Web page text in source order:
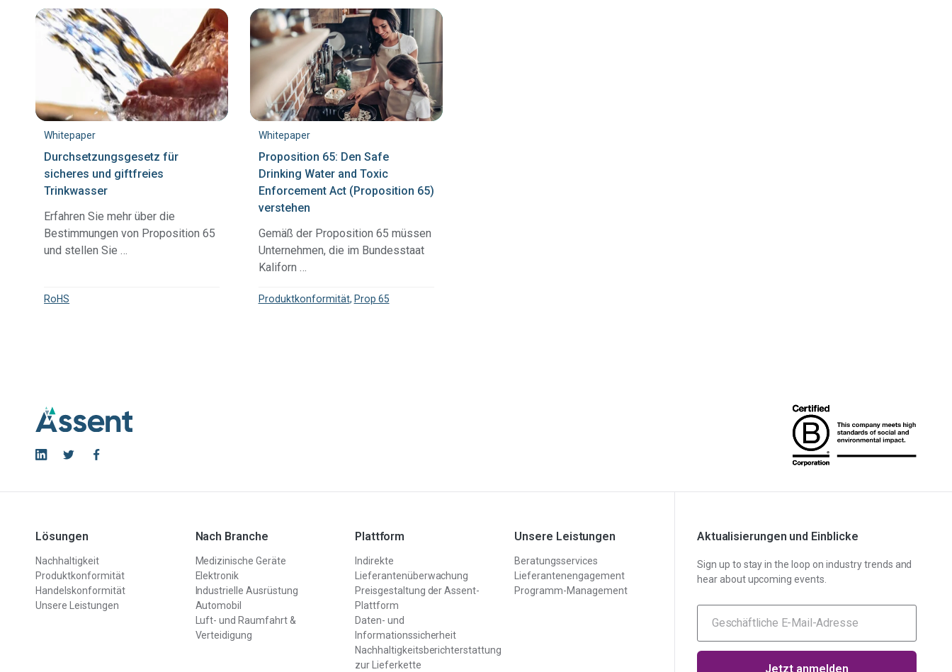
Vollständige
Materialangaben
Erfahren Sie, wie wir FMDs verwenden, um
das gesamte komplexe Produktionsgenom
detailliert zu kartieren.
Die EU-
Verordnung
Medizinprodukte
Informieren Sie sich über die EU-MDR-
Lösung und erfahren Sie, wie sie Ihnen hilft,
SCIP
Erfüllen Sie Ihre Meldepflichten mit detaillierten Einblicke
in Ihre Lieferkette.
Whitepaper
Durchsetzungsgesetz für
sicheres und giftfreies
Trinkwasser
Erfahren Sie mehr über die
Bestimmungen von Proposition 65
und stellen Sie …
RoHS
Whitepaper
Proposition 65: Den Safe
Drinking Water and Toxic
Enforcement Act (Proposition 65)
verstehen
Gemäß der Proposition 65 müssen
Unternehmen, die im Bundesstaat
Kaliforn …
Produktkonformität, Prop 65
Lösungen
Nachhaltigkeit
Produktkonformität
Handelskonformität
Unsere Leistungen
Nach Branche
Medizinische Geräte
Elektronik
Industrielle Ausrüstung
Automobil
Luft- und Raumfahrt &
Verteidigung
Plattform
Indirekte
Lieferantenüberwachung
Preisgestaltung der Assent-
Plattform
Daten- und
Informationssicherheit
Nachhaltigkeitsberichterstattung
zur Lieferkette
Unsere Leistungen
Beratungsservices
Lieferantenengagement
Programm-Management
Aktualisierungen und Einblicke
Sign up to stay in the loop on industry trends and
hear about upcoming events.